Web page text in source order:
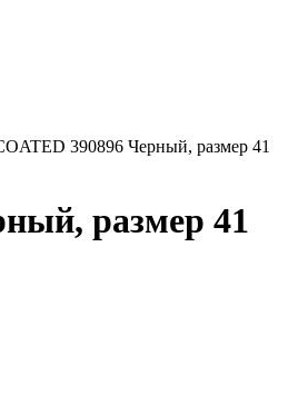
390896 Черный, размер 41
размер 41